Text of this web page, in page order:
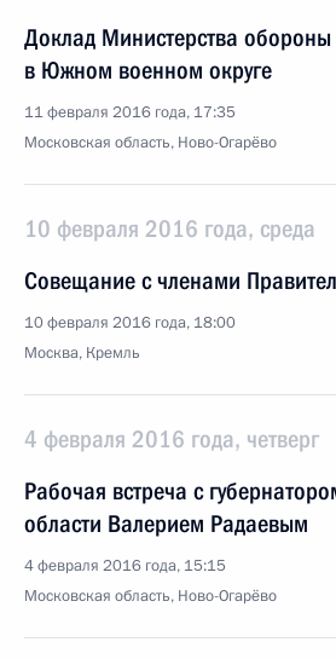
Доклад Министерства обороны
в Южном военном округе
11 февраля 2016 года, 17:35
Московская область, Ново-Огарёво
10 февраля 2016 года, среда
Совещание с членами
10 февраля 2016 года, 18:00
Москва, Кремль
4 февраля 2016 года, четверг
Рабочая встреча с
области Валерием Радаевым
4 февраля 2016 года, 15:15
Московская область, Ново-Огарёво